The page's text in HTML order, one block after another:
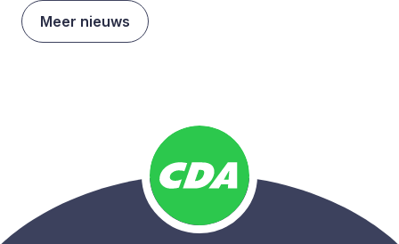
Meer nieuws